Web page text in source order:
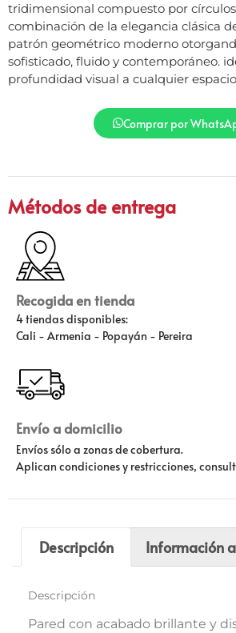
tridimensional compuesto por
combinación de la elegancia clásica
patrón geométrico moderno
sofisticado, fluido y contemporáneo.
profundidad visual a cualquier
Comprar por
Métodos de entrega
Recogida en tienda
4 tiendas disponibles:
Cali - Armenia - Popayán - Pereira
Envío a domicilio
Envíos sólo a zonas de cobertura.
Aplican condiciones y restricciones,
Descripción Información
Descripción
Pared con acabado brillante y